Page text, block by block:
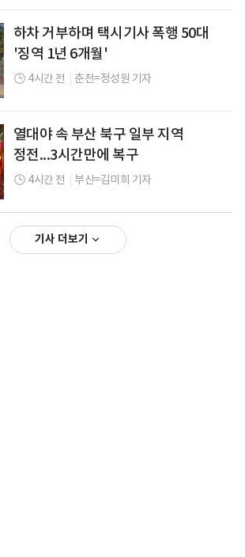
하차 거부하며 택시기사 폭행 50대
'징역 1년 6개월'
4시간 전 춘천=정성원 기자
열대야 속 부산 북구 일부 지역
정전...3시간만에 복구
4시간 전 부산=김미희 기자
기사 더보기